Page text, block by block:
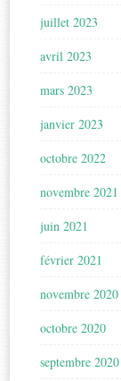
juillet 2023
avril 2023
mars 2023
janvier 2023
octobre 2022
novembre 2021
juin 2021
février 2021
novembre 2020
octobre 2020
septembre 2020